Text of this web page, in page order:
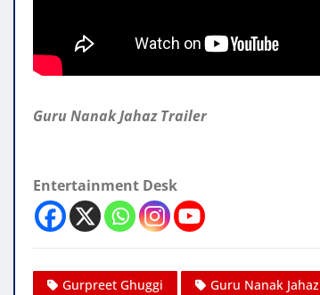
Guru Nanak Jahaz Trailer
Entertainment Desk
Gurpreet Ghuggi Guru Nanak Jahaz